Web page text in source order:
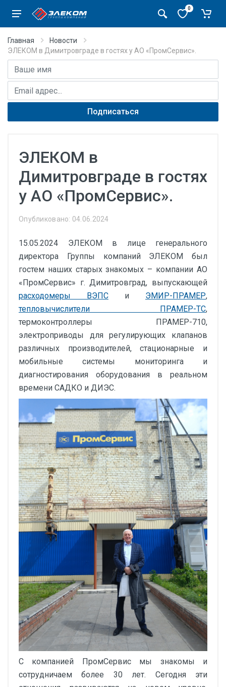
0
Главная
Новости
ЭЛЕКОМ в Димитровграде в гостях у АО «ПромСервис».
Имя
E-mail адрес
Подписаться
ЭЛЕКОМ в
Димитровграде в гостях
у АО «ПромСервис».
Опубликовано: 04.06.2024
15.05.2024 ЭЛЕКОМ в лице генерального
директора Группы компаний ЭЛЕКОМ был
гостем наших старых знакомых – компании АО
«ПромСервис» г. Димитровград, выпускающей
расходомеры ВЭПС и ЭМИР-ПРАМЕР,
тепловычислители ПРАМЕР-ТС,
термоконтроллеры ПРАМЕР-710,
электроприводы для регулирующих клапанов
различных производителей, стационарные и
мобильные системы мониторинга и
диагностирования оборудования в реальном
времени САДКО и ДИЭС.
С компанией ПромСервис мы знакомы и
сотрудничаем более 30 лет. Сегодня эти